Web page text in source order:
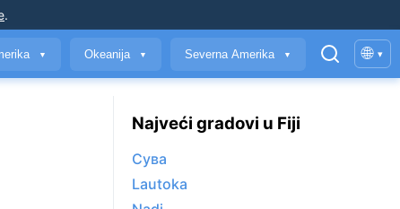
.
▼ Okeanija ▼ Severna Amerika ▼ 🌐 ▾
Najveći gradovi u Fiji
Сува
Lautoka